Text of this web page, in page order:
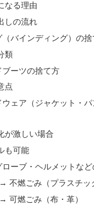
なる理由
しの流れ
バインディング）の捨
類
ーツの捨て方
点
ェア（ジャケット・
が激しい場合
も可能
ーブ・ヘルメットなど
不燃ごみ（プラスチッ
可燃ごみ（布・革）